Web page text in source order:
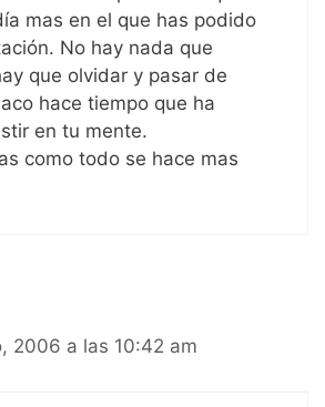
mas en el que has podido
No hay nada que
que olvidar y pasar de
hace tiempo que ha
en tu mente.
como todo se hace mas
2006 a las 10:42 am